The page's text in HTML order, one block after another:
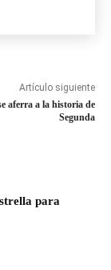
Artículo siguiente
aferra a la historia de
Segunda
para